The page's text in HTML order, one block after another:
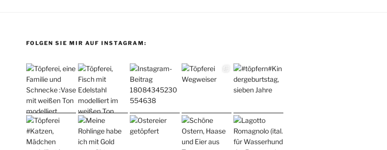
FOLGEN SIE MIR AUF INSTAGRAM: